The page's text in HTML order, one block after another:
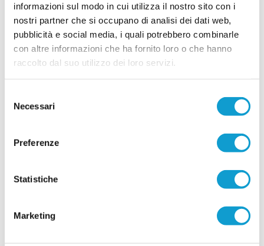
informazioni sul modo in cui utilizza il nostro sito con i
nostri partner che si occupano di analisi dei dati web,
pubblicità e social media, i quali potrebbero combinarle
con altre informazioni che ha fornito loro o che hanno
raccolto dal suo utilizzo dei loro servizi.
delNecessari
Preferenze
Statistiche
Marketing
LORESE. Prende forma la nuova squadra di
mister Malatesta
...leggi
28/07/2026
RICCI: "Mercato importante, ora dobbiamo
... leggi
SALESIANA VIGOR. Conferme importanti e